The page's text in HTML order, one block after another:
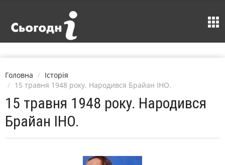
Головна
Історія
15 травня 1948 року. Народився Брайан ІНО.
15 травня 1948 року. Народився
Брайан ІНО.